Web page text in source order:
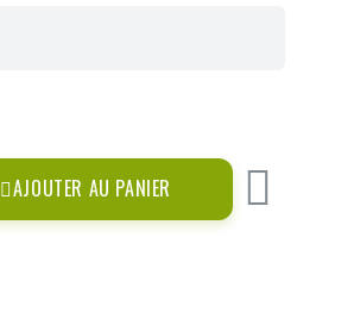
AJOUTER AU PANIER